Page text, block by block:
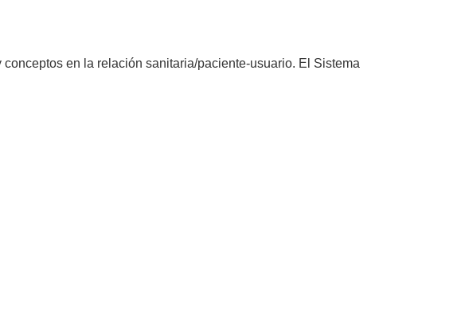
en la relación sanitaria/paciente-usuario. El Sistema